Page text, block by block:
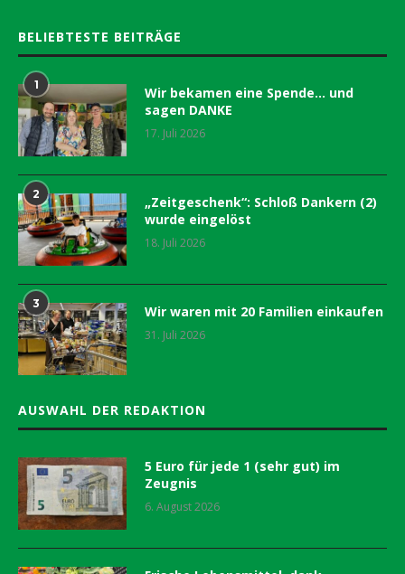
BELIEBTESTE BEITRÄGE
1
Wir bekamen eine Spende… und
sagen DANKE
17. Juli 2026
2
„Zeitgeschenk“: Schloß Dankern (2)
wurde eingelöst
18. Juli 2026
3 Wir waren mit 20 Familien einkaufen
31. Juli 2026
AUSWAHL DER REDAKTION
5 Euro für jede 1 (sehr gut) im
Zeugnis
6. August 2026